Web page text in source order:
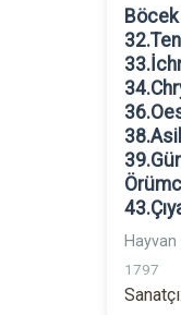
Hayvan
1797